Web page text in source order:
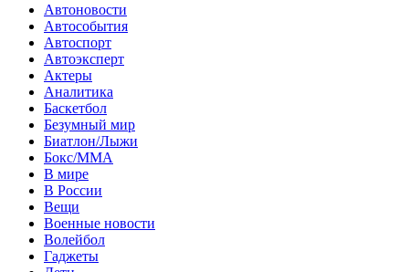
Автоновости
Автособытия
Автоспорт
Автоэксперт
Актеры
Аналитика
Баскетбол
Безумный мир
Биатлон/Лыжи
Бокс/MMA
В мире
В России
Вещи
Военные новости
Волейбол
Гаджеты